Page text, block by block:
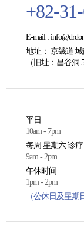
+82-
E-mail:
地址 ： 京畿道
（旧址：昌谷洞
平日
10am - 7pm
每周 星期六 诊疗
9am - 2pm
午休时间
1pm - 2pm
（公休日及星期